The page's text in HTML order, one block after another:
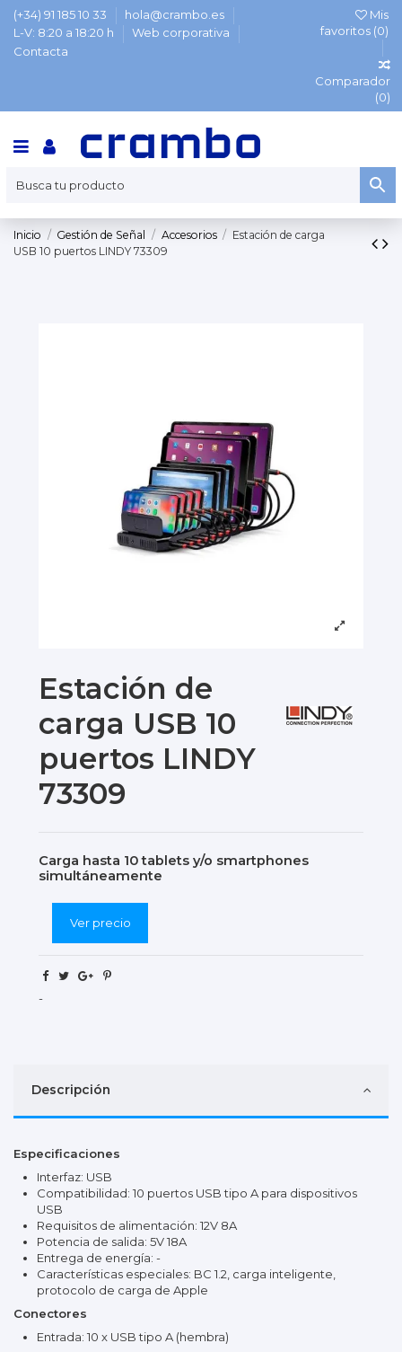
(+34) 91 185 10 33
hola@crambo.es
L-V: 8:20 a 18:20 h
Web corporativa
Contacta
Mis
favoritos (0)
Comparador
(0)
Inicio Gestión de Señal Accesorios
Estación de carga
USB 10 puertos LINDY 73309
Estación de
carga USB 10
puertos LINDY
73309
Carga hasta 10 tablets y/o smartphones
simultáneamente
Ver precio
-
Descripción
Especificaciones
Interfaz: USB
Compatibilidad: 10 puertos USB tipo A para dispositivos
USB
Requisitos de alimentación: 12V 8A
Potencia de salida: 5V 18A
Entrega de energía: -
Características especiales: BC 1.2, carga inteligente,
protocolo de carga de Apple
Conectores
Entrada: 10 x USB tipo A (hembra)